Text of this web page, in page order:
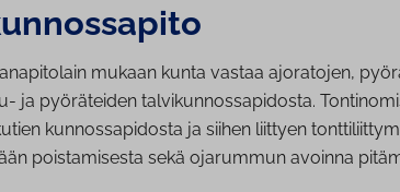
mukaan kunta vastaa ajoratojen,
ja pyöräteiden talvikunnossapidosta.
kunnossapidosta ja siihen liittyen
poistamisesta sekä ojarummun avoinna